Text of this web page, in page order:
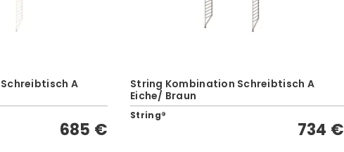
A
685 €
String Kombination Schreibtisch A
Eiche/ Braun
String®
734 €